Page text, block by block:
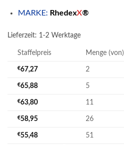
MARKE: RhedexX®
Lieferzeit: 1-2 Werktage
Staffelpreis Menge (von)
€67,27 2
€65,88 5
€63,80 11
€58,95 26
€55,48 51